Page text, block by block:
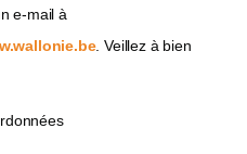
e-mail à
. Veillez à bien